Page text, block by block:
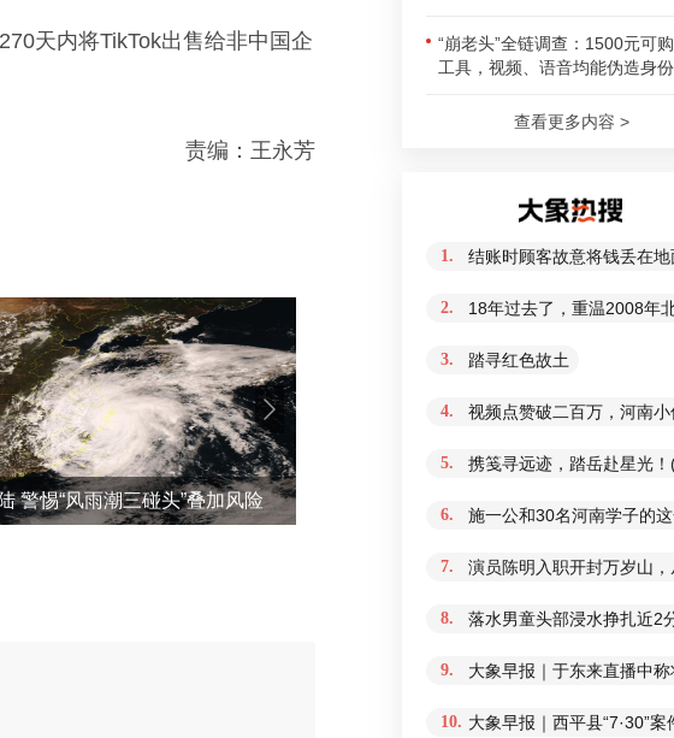
天内将TikTok出售给非中国企
责编：王永芳
警惕“风雨潮三碰头”叠加风险
“崩老头”全链调查：1500元可
工具，视频、语音均能伪造身份
查看更多内容 >
1. 结账时顾客故意将钱丢在
2. 18年过去了，重温2008年
3. 踏寻红色故土
4. 视频点赞破二百万，河南
5. 携笺寻远迹，踏岳赴星光
6. 施一公和30名河南学子的
7. 演员陈明入职开封万岁山，
8. 落水男童头部浸水挣扎近2
9. 大象早报｜于东来直播中
10. 大象早报｜西平县“7·30”